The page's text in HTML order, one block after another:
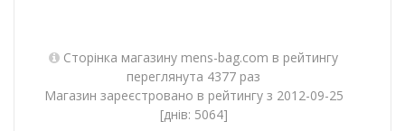
Сторінка магазину mens-bag.com в рейтингу
переглянута 4377 раз
Магазин зареєстровано в рейтингу з 2012-09-25
[днів: 5064]